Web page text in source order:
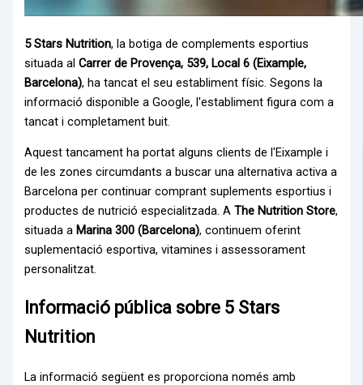
5 Stars Nutrition, la botiga de complements esportius
situada alCarrer de Provença, 539, Local 6 (Eixample,
Barcelona), ha tancat el seu establiment físic. Segons la
informació disponible a Google, l'establiment figura com a
tancat i completament buit.
Aquest tancament ha portat alguns clients de l'Eixample i
de les zones circumdants a buscar una alternativa activa a
Barcelona per continuar comprant suplements esportius i
productes de nutrició especialitzada. AThe Nutrition Store,
situada aMarina 300 (Barcelona), continuem oferint
suplementació esportiva, vitamines i assessorament
personalitzat.
Informació pública sobre 5 Stars
Nutrition
La informació següent es proporciona només amb